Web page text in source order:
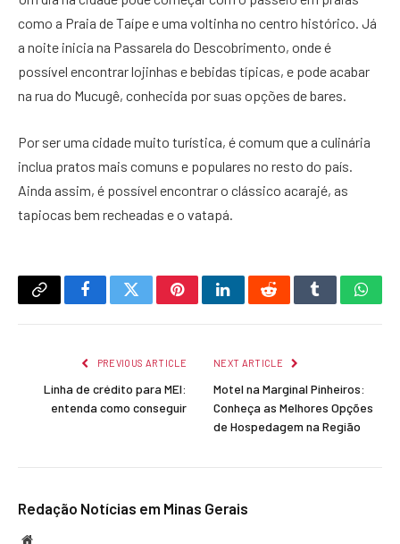
como a Praia de Taípe e uma voltinha no centro histórico. Já
a noite inicia na Passarela do Descobrimento, onde é
possível encontrar lojinhas e bebidas típicas, e pode acabar
na rua do Mucugê, conhecida por suas opções de bares.
Por ser uma cidade muito turística, é comum que a culinária
inclua pratos mais comuns e populares no resto do país.
Ainda assim, é possível encontrar o clássico acarajé, as
tapiocas bem recheadas e o vatapá.
Copy
FacebookTwitterPinterestLinkedInRedditTumblr
PREVIOUS ARTICLE
Linha de crédito para MEI:
entenda como conseguir
NEXT ARTICLE
Motel na Marginal Pinheiros:
Conheça as Melhores Opções
de Hospedagem na Região
Redação Notícias em Minas Gerais
Website